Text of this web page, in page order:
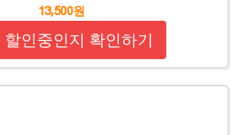
13,500원
할인중인지 확인하기